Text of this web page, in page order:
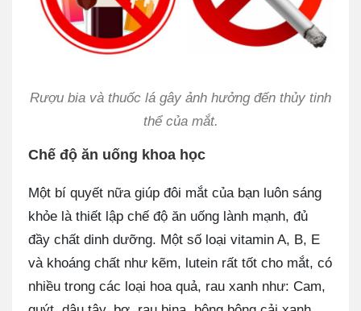
Rượu bia và thuốc lá gây ảnh hưởng đến thủy tinh
thể của mắt.
Chế độ ăn uống khoa học
Một bí quyết nữa giúp đôi mắt của bạn luôn sáng
khỏe là thiết lập chế độ ăn uống lành mạnh, đủ
đầy chất dinh dưỡng. Một số loại vitamin A, B, E
và khoáng chất như kẽm, lutein rất tốt cho mắt, có
nhiều trong các loại hoa quả, rau xanh như: Cam,